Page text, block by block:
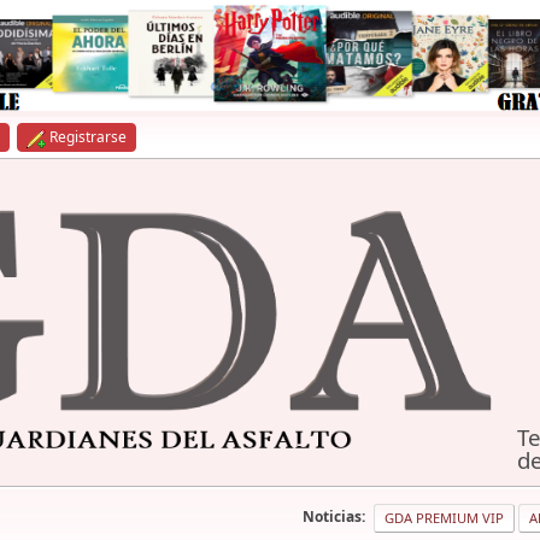
Registrarse
Noticias: GDA PREMIUM VIP